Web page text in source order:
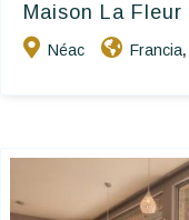
Maison La
Néac Francia,